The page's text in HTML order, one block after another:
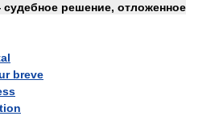
решение, отложенное
breve